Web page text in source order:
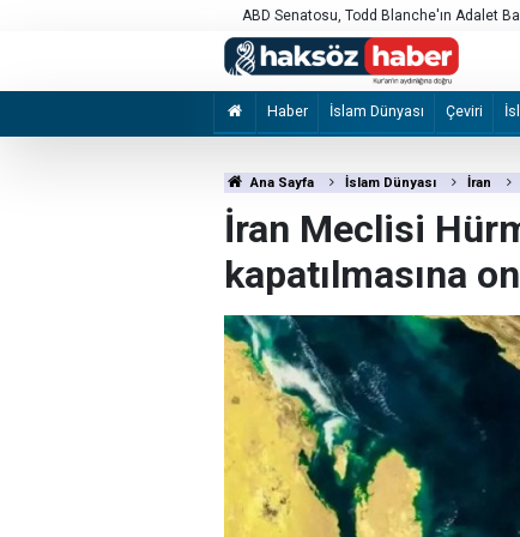
ABD Senatosu, Todd Blanche'ın Adalet
Haber İslam Dünyası Çeviri
Ana Sayfa İslam Dünyası İran
İran Meclisi
kapatılmasına